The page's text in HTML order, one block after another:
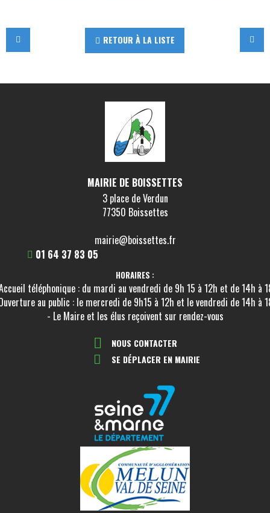
RETOUR À LA LISTE
MAIRIE DE BOISSETTES
3 place de Verdun
77350 Boissettes
mairie@boissettes.fr
01 64 37 83 05
HORAIRES :
téléphonique : du mardi au vendredi de 9h 15 à 12h et de 14h à
au public : le mercredi de 9h15 à 12h et le vendredi de 14h à
- Le Maire et les élus reçoivent sur rendez-vous
NOUS CONTACTER
SE DÉPLACER EN MAIRIE